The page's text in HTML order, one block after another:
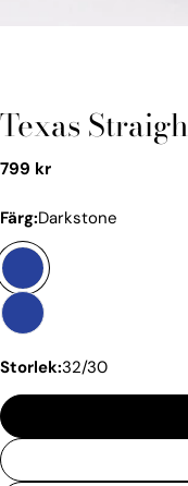
Texas
Vanligt
799 kr
Färg:Darkstone
Storlek:32/30